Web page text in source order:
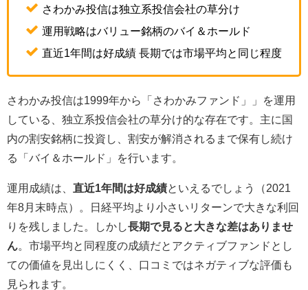
さわかみ投信は独立系投信会社の草分け
運用戦略はバリュー銘柄のバイ＆ホールド
直近1年間は好成績 長期では市場平均と同じ程度
さわかみ投信は1999年から「さわかみファンド」」を運用
している、独立系投信会社の草分け的な存在です。主に国
内の割安銘柄に投資し、割安が解消されるまで保有し続け
る「バイ＆ホールド」を行います。
運用成績は、 直近1年間は好成績といえるでしょう（2021
年8月末時点）。日経平均より小さいリターンで大きな利回
りを残しました。しかし 長期で見ると大きな差はありませ
ん 。市場平均と同程度の成績だとアクティブファンドとし
ての価値を見出しにくく、口コミではネガティブな評価も
見られます。